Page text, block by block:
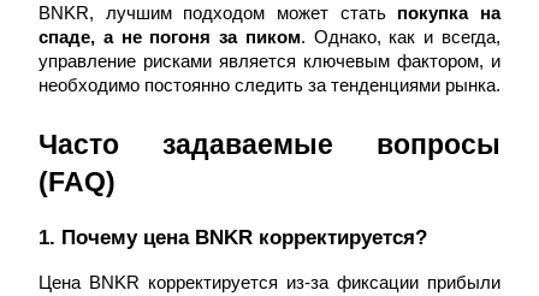
Авто Инвест
BNKR, лучшим подходом может стать покупка на
спаде, а не погоня за пиком. Однако, как и всегда,
управление рисками является ключевым фактором, и
необходимо постоянно следить за тенденциями рынка.
Часто задаваемые вопросы
(FAQ)
1. Почему цена BNKR корректируется?
Цена BNKR корректируется из-за фиксации прибыли